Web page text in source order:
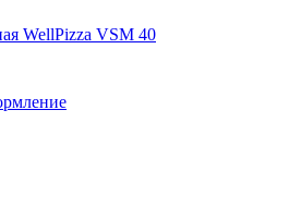
WellPizza VSM 40